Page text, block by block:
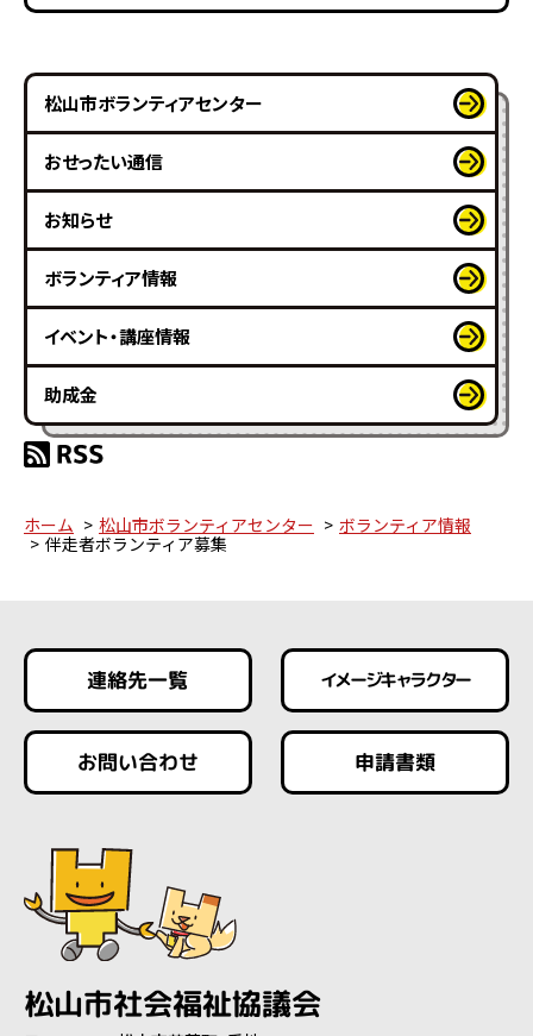
松山市ボランティアセンター
おせったい通信
お知らせ
ボランティア情報
イベント・講座情報
助成金
ホーム 松山市ボランティアセンター
ボランティア情報
伴走者ボランティア募集
連絡先一覧 イメージキャラクター
お問い合わせ 申請書類
松山市社会福祉協議会